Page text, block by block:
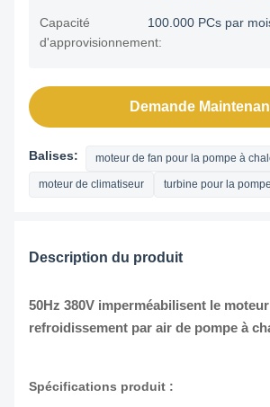
Capacité
d'approvisionnement:
100.000 PCs par
Demande
Balises: moteur de fan pour la pompe à
moteur de climatiseur turbine pour la
Description du produit
50Hz 380V imperméabilisent le
refroidissement par air de pompe à
Spécifications produit :